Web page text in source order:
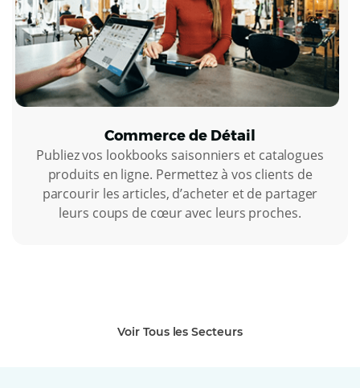
Commerce de Détail
Publiez vos lookbooks saisonniers et catalogues
produits en ligne. Permettez à vos clients de
parcourir les articles, d’acheter et de partager
leurs coups de cœur avec leurs proches.
Voir Tous les Secteurs